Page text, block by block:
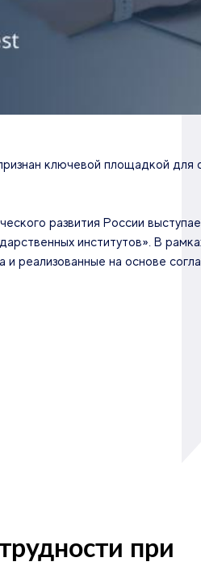
ключевой площадкой для
развития России
институтов». В
реализованные на основе
при